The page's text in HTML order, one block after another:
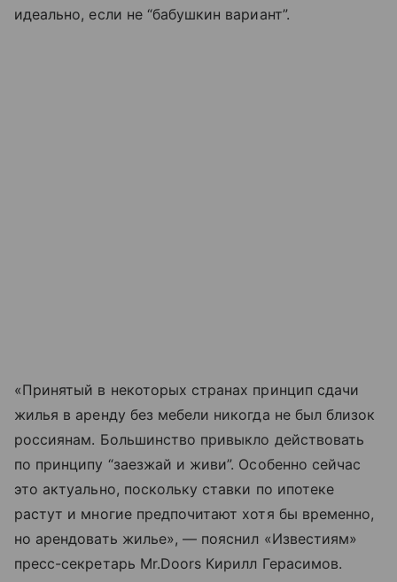
идеально, если не “бабушкин вариант”.
«Принятый в некоторых странах принцип сдачи
жилья в аренду без мебели никогда не был близок
россиянам. Большинство привыкло действовать
по принципу “заезжай и живи”. Особенно сейчас
это актуально, поскольку ставки по ипотеке
растут и многие предпочитают хотя бы временно,
но арендовать жилье», — пояснил «Известиям»
пресс-секретарь Mr.Doors Кирилл Герасимов.